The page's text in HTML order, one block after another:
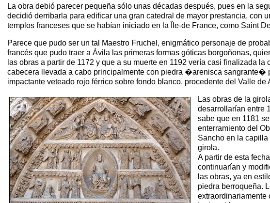
La obra debió parecer pequeña sólo unas décadas después, pues en la
decidió derribarla para edificar una gran catedral de mayor prestancia, con
templos franceses que se habían iniciado en la Île-de France, como Saint
Parece que pudo ser un tal Maestro Fruchel, enigmático personaje de
francés que pudo traer a Ávila las primeras formas góticas borgoñonas,
las obras a partir de 1172 y que a su muerte en 1192 vería casi finalizada la
cabecera llevada a cabo principalmente con piedra �arenisca sangrante�
impactante veteado rojo férrico sobre fondo blanco, procedente del Valle de
Las obras de la
desarrollarían entre
sabe que en 1181
enterramiento del
Sancho en la capilla
girola.
A partir de esta
continuarían y
las obras, ya en
piedra berroqueña.
extraordinariamente